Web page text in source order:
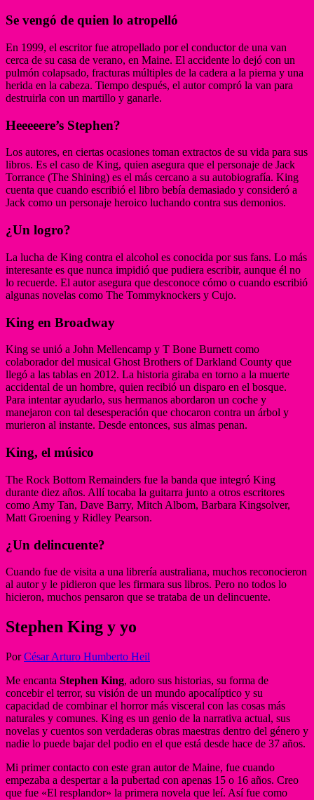
Se vengó de quien lo atropelló
En 1999, el escritor fue atropellado por el conductor de una van
cerca de su casa de verano, en Maine. El accidente lo dejó con un
pulmón colapsado, fracturas múltiples de la cadera a la pierna y una
herida en la cabeza. Tiempo después, el autor compró la van para
destruirla con un martillo y ganarle.
Heeeeere’s Stephen?
Los autores, en ciertas ocasiones toman extractos de su vida para sus
libros. Es el caso de King, quien asegura que el personaje de Jack
Torrance (The Shining) es el más cercano a su autobiografía. King
cuenta que cuando escribió el libro bebía demasiado y consideró a
Jack como un personaje heroico luchando contra sus demonios.
¿Un logro?
La lucha de King contra el alcohol es conocida por sus fans. Lo más
interesante es que nunca impidió que pudiera escribir, aunque él no
lo recuerde. El autor asegura que desconoce cómo o cuando escribió
algunas novelas como The Tommyknockers y Cujo.
King en Broadway
King se unió a John Mellencamp y T Bone Burnett como
colaborador del musical Ghost Brothers of Darkland County que
llegó a las tablas en 2012. La historia giraba en torno a la muerte
accidental de un hombre, quien recibió un disparo en el bosque.
Para intentar ayudarlo, sus hermanos abordaron un coche y
manejaron con tal desesperación que chocaron contra un árbol y
murieron al instante. Desde entonces, sus almas penan.
King, el músico
The Rock Bottom Remainders fue la banda que integró King
durante diez años. Allí tocaba la guitarra junto a otros escritores
como Amy Tan, Dave Barry, Mitch Albom, Barbara Kingsolver,
Matt Groening y Ridley Pearson.
¿Un delincuente?
Cuando fue de visita a una librería australiana, muchos reconocieron
al autor y le pidieron que les firmara sus libros. Pero no todos lo
hicieron, muchos pensaron que se trataba de un delincuente.
Stephen King y yo
PorCésar Arturo Humberto Heil
Me encanta Stephen King, adoro sus historias, su forma de
concebir el terror, su visión de un mundo apocalíptico y su
capacidad de combinar el horror más visceral con las cosas más
naturales y comunes. King es un genio de la narrativa actual, sus
novelas y cuentos son verdaderas obras maestras dentro del género y
nadie lo puede bajar del podio en el que está desde hace de 37 años.
Mi primer contacto con este gran autor de Maine, fue cuando
empezaba a despertar a la pubertad con apenas 15 o 16 años. Creo
que fue «El resplandor» la primera novela que leí. Así fue como